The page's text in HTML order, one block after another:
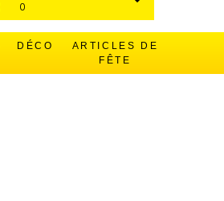
0
DÉCO
ARTICLES DE
FÊTE